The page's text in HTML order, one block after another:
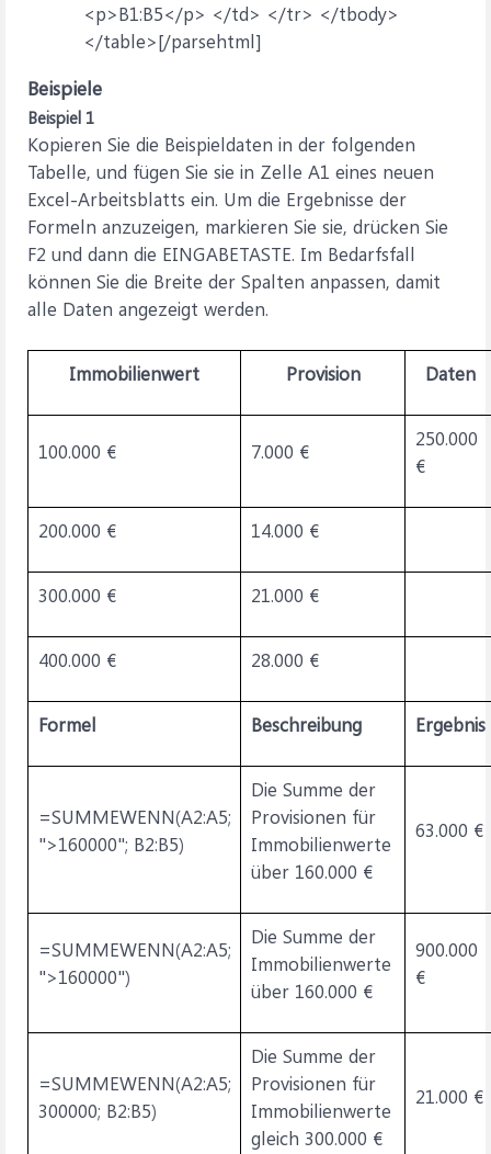
<p>B1:B5</p> </td> </tr> </tbody>
</table>[/parsehtml]
Beispiele
Beispiel 1
Kopieren Sie die Beispieldaten in der folgenden
Tabelle, und fügen Sie sie in Zelle A1 eines neuen
Excel-Arbeitsblatts ein. Um die Ergebnisse der
Formeln anzuzeigen, markieren Sie sie, drücken Sie
F2 und dann die EINGABETASTE. Im Bedarfsfall
können Sie die Breite der Spalten anpassen, damit
alle Daten angezeigt werden.
Immobilienwert Provision Daten
100.000 € 7.000 €
250.000
€
200.000 € 14.000 €
300.000 € 21.000 €
400.000 € 28.000 €
Formel Beschreibung Ergebnis
=SUMMEWENN(A2:A5;
">160000"; B2:B5)
Die Summe der
Provisionen für
Immobilienwerte
über 160.000 €
63.000 €
=SUMMEWENN(A2:A5;
">160000")
Die Summe der
Immobilienwerte
über 160.000 €
900.000
€
=SUMMEWENN(A2:A5;
300000; B2:B5)
Die Summe der
Provisionen für
Immobilienwerte
gleich 300.000 €
21.000 €